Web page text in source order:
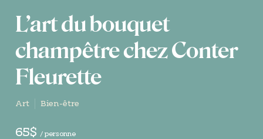
L’art du bouquet
champêtre chez Conter
Fleurette
Art Bien-être
65$ / personne